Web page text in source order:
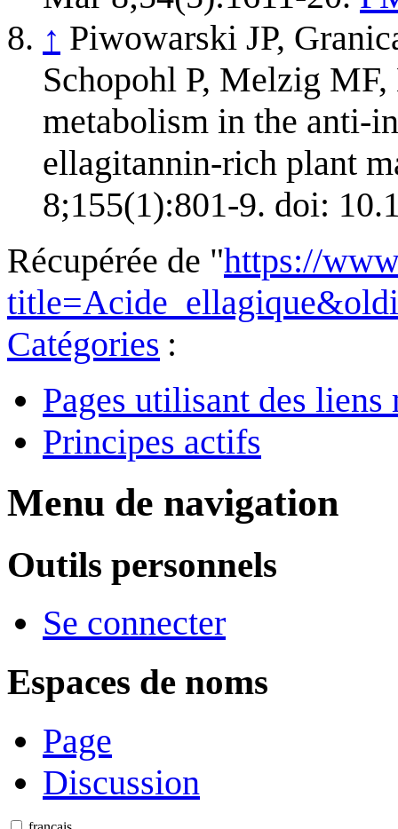
↑ Piwowarski JP,
Schopohl P, Melzig
metabolism in the anti-
ellagitannin-rich plant
8;155(1):801-9. doi:
Récupérée de "https://
Catégories :
Pages utilisant des
Principes actifs
Menu de navigation
Outils personnels
Se connecter
Espaces de noms
Page
Discussion